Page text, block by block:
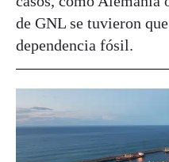
de GNL se tuvieron
dependencia fósil.